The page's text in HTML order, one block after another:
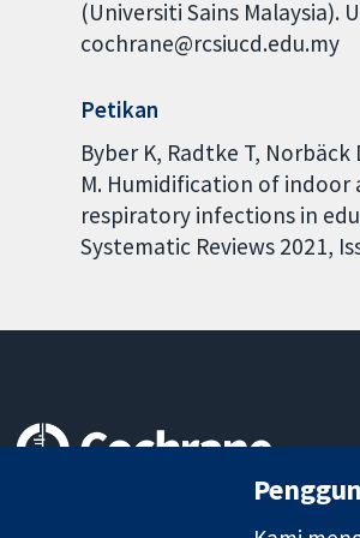
(Universiti Sains
cochrane@rcsiucd.edu.my
Petikan
Byber K, Radtke T, Norbäck
M. Humidification of
respiratory infections in
Systematic Reviews 2021,